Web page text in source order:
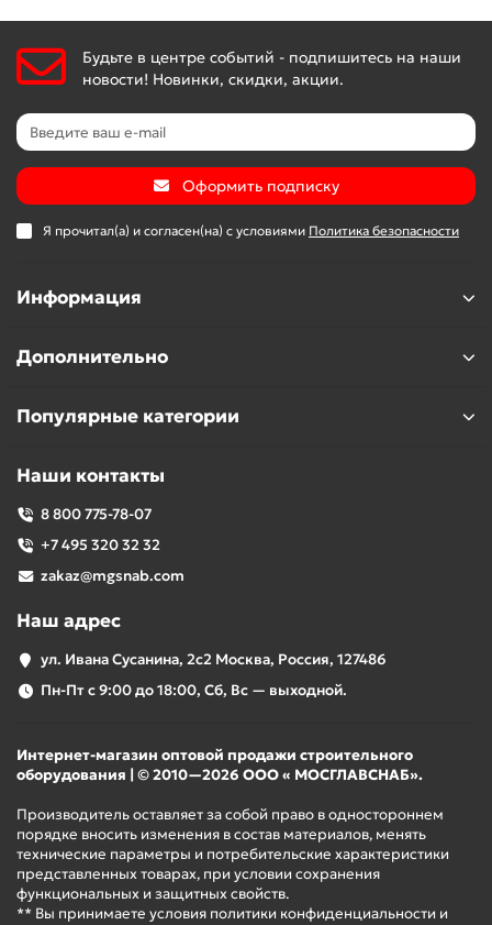
Будьте в центре событий - подпишитесь на наши
новости! Новинки, скидки, акции.
Оформить подписку
Я прочитал(а) и согласен(на) с условиями Политика безопасности
Информация
Дополнительно
Популярные категории
Наши контакты
8 800 775-78-07
+7 495 320 32 32
zakaz@mgsnab.com
Наш адрес
ул. Ивана Сусанина, 2с2 Москва, Россия, 127486
Пн-Пт с 9:00 до 18:00, Сб, Вс — выходной.
Интернет-магазин оптовой продажи строительного
оборудования | © 2010—2026 ООО « МОСГЛАВСНАБ».
Производитель оставляет за собой право в одностороннем
порядке вносить изменения в состав материалов, менять
технические параметры и потребительские характеристики
представленных товарах, при условии сохранения
функциональных и защитных свойств.
** Вы принимаете условия политики конфиденциальности и